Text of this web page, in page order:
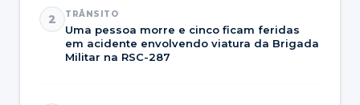
2 TRÂNSITO
Uma pessoa morre e cinco ficam feridas
em acidente envolvendo viatura da Brigada
Militar na RSC-287